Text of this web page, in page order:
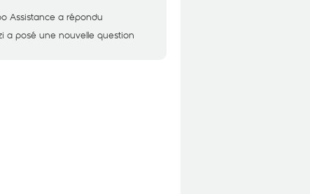
Assistance a répondu
a posé une nouvelle question